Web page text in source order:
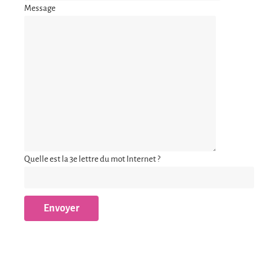
Message
Quelle est la 3e lettre du mot Internet ?